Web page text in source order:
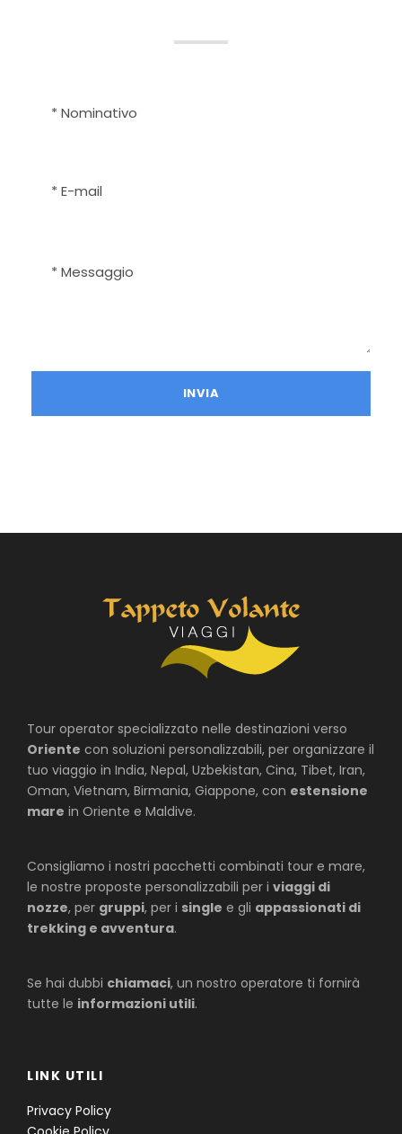
Tour operator specializzato nelle destinazioni verso
Oriente con soluzioni personalizzabili, per organizzare il
tuo viaggio in India, Nepal, Uzbekistan, Cina, Tibet, Iran,
Oman, Vietnam, Birmania, Giappone, con estensione
mare in Oriente e Maldive.
Consigliamo i nostri pacchetti combinati tour e mare,
le nostre proposte personalizzabili per i viaggi di
nozze, per gruppi, per i single e gli appassionati di
trekking e avventura.
Se hai dubbi chiamaci, un nostro operatore ti fornirà
tutte le informazioni utili.
LINK UTILI
Privacy Policy